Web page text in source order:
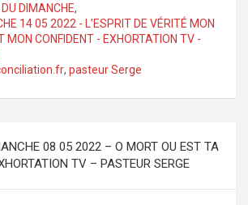
DIMANCHE,
14 05 2022 - L’ESPRIT DE VÉRITÉ MON
MON CONFIDENT - EXHORTATION TV -
, pasteur Serge
08 05 2022 – O MORT OU EST TA
TV – PASTEUR SERGE